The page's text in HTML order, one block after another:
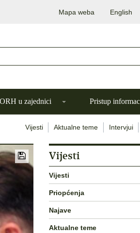
Mapa weba English
u zajednici Pristup
Vijesti Aktualne teme Intervjui
Vijesti
Vijesti
Priopćenja
Najave
Aktualne teme